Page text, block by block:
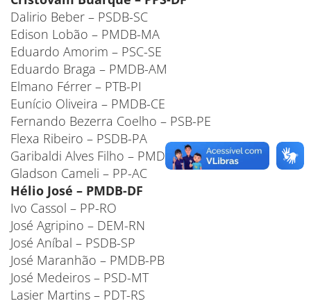
Dalirio Beber – PSDB-SC
Edison Lobão – PMDB-MA
Eduardo Amorim – PSC-SE
Eduardo Braga – PMDB-AM
Elmano Férrer – PTB-PI
Eunício Oliveira – PMDB-CE
Fernando Bezerra Coelho – PSB-PE
Flexa Ribeiro – PSDB-PA
Garibaldi Alves Filho – PMDB-RN
Gladson Cameli – PP-AC
Hélio José – PMDB-DF
Ivo Cassol – PP-RO
José Agripino – DEM-RN
José Aníbal – PSDB-SP
José Maranhão – PMDB-PB
José Medeiros – PSD-MT
Lasier Martins – PDT-RS